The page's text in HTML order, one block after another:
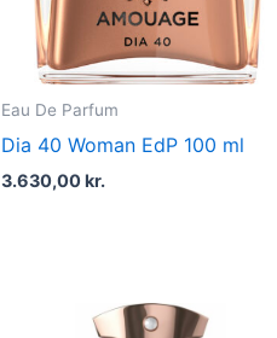
Eau De Parfum
Dia 40 Woman EdP 100 ml
3.630,00kr.